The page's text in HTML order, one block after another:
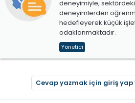
deneyimiyle,
deneyimlerden
hedefleyerek küçük
odaklanmaktadır.
Yönetici
Cevap yazmak için giriş yap